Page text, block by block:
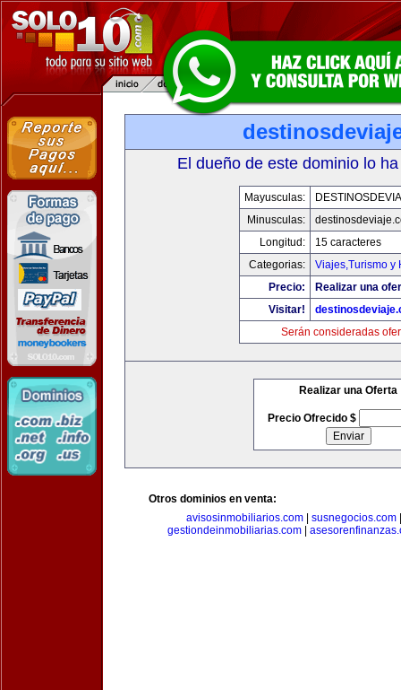
El dueño de este dominio lo
Mayusculas:
Minusculas:
Longitud:
15 caracteres
Categorias:
Viajes,Turismo y
Precio:
Realizar una
Visitar!
Serán consideradas
Realizar una Oferta
Precio Ofrecido $
Otros dominios en venta:
avisosinmobiliarios.com
susnegocios.com
gestiondeinmobiliarias.com